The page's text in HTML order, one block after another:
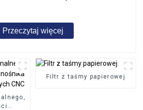
Przeczytaj więcej
Filtr z taśmy papierowej